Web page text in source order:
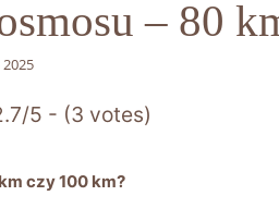
– 80
5 - (3 votes)
czy 100 km?